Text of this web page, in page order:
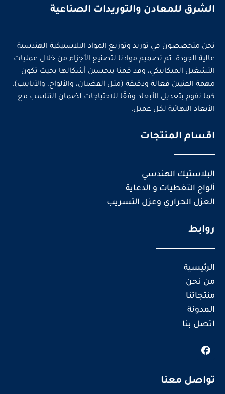
الشرق للمعادن والتوريدات الصناعية
نحن متخصصون في توريد وتوزيع المواد البلاستيكية الهندسية
عالية الجودة. تم تصميم موادنا لتصنيع الأجزاء من خلال عمليات
التشغيل الميكانيكي، وقد قمنا بتحسين أشكالها بحيث تكون
مهمة الفنيين فعالة ودقيقة (مثل القضبان، والألواح، والأنابيب).
كما نقوم بتعديل الأبعاد وفقًا للاحتياجات لضمان التناسب مع
الأبعاد النهائية لكل عميل.
اقسام المنتجات
البلاستيك الهندسي
ألواح التغطيات و الدعاية
العزل الحراري وعزل التسريب
روابط
الرئيسية
من نحن
منتجاتنا
المدونة
اتصل بنا
تواصل معنا